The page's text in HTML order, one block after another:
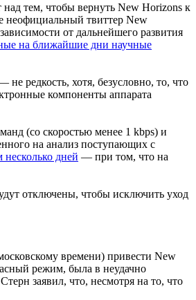
над тем, чтобы вернуть New Horizons к
неофициальный твиттер New
от дальнейшего развития
на ближайшие дни научные
редкость, хотя, безусловно, то, что
компоненты аппарата
(со скоростью менее 1 kbps) и
на анализ поступающих с
дней — при том, что на
отключены, чтобы исключить уход
времени) привести New
режим, была в неудачно
заявил, что, несмотря на то, что